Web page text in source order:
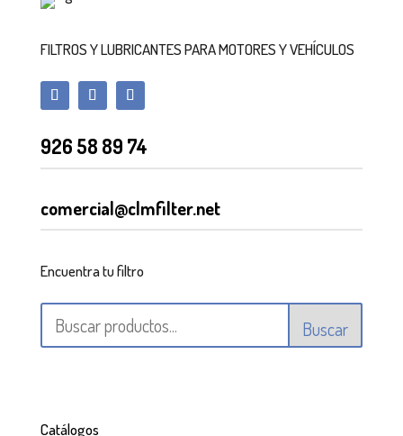
FILTROS Y LUBRICANTES PARA MOTORES Y VEHÍCULOS
926 58 89 74
comercial@clmfilter.net
Encuentra tu filtro
Buscar
Catálogos